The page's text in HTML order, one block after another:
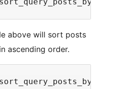
above will sort posts
ascending order.